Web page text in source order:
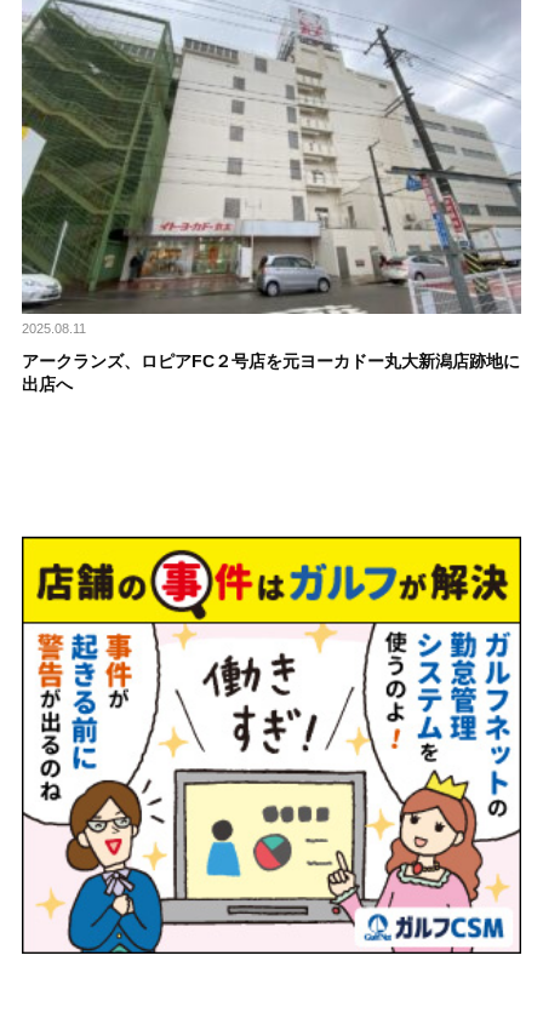
2025.08.11
アークランズ、ロピアFC２号店を元ヨーカドー丸大新潟店跡地に
出店へ